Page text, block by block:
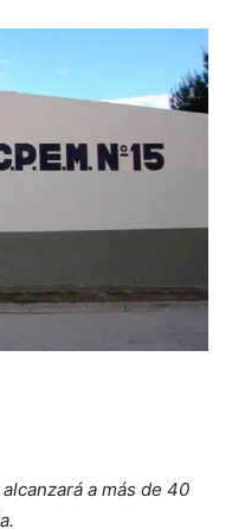
a más de 40